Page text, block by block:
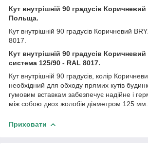
Кут внутрішній 90 градусів
Польща.
Кут внутрішній 90 градусів Коричневий
8017.
Кут внутрішній 90 градусів
система 125/90 - RAL 8017.
Кут внутрішній 90 градусів, колір
необхідний для обходу прямих кутів
гумовим вставкам забезпечує надійне і
між собою двох жолобів діаметром 125 мм.
Приховати